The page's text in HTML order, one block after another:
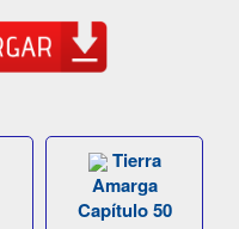
Tierra
Amarga
Capítulo 50